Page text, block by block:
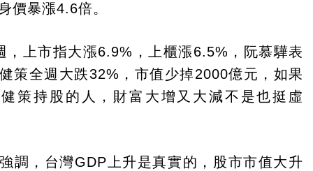
價暴漲4.6倍。
，上市指大漲6.9%，上櫃漲6.5%，阮慕驊表
策全週大跌32%，市值少掉2000億元，如果
策持股的人，財富大增又大減不是也挺虛
調，台灣GDP上升是真實的，股市市值大升